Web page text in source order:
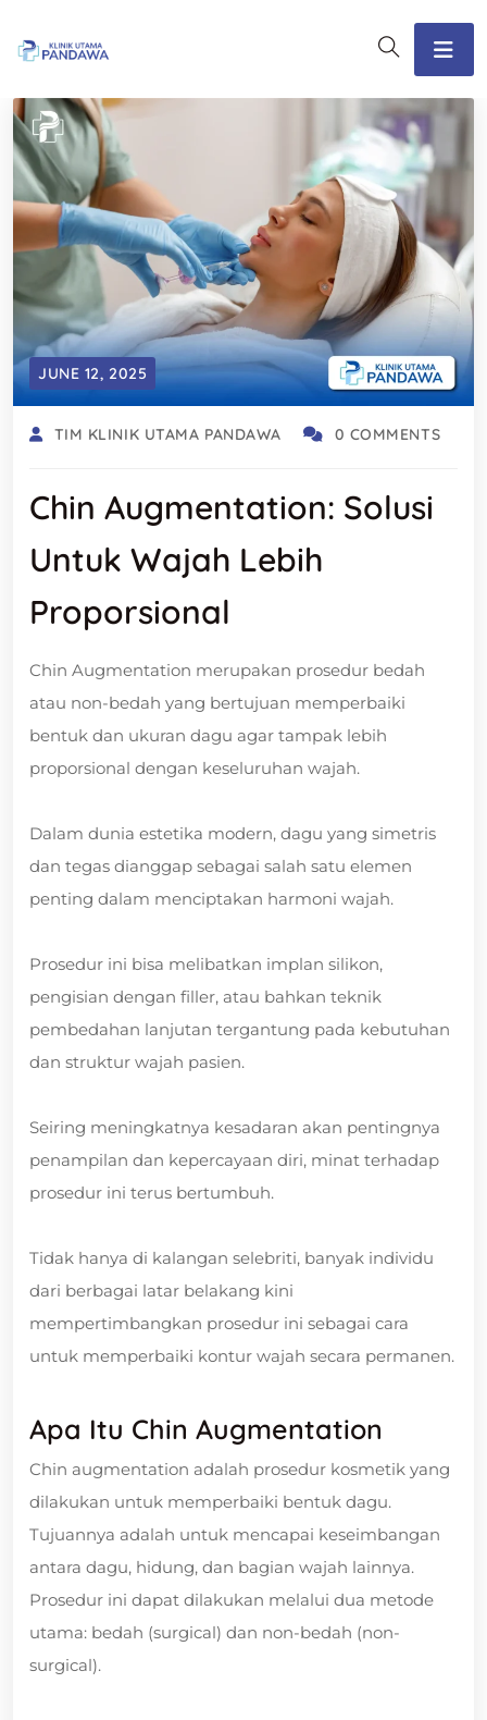
JUNE 12, 2025
TIM KLINIK UTAMA PANDAWA 0 COMMENTS
Chin Augmentation: Solusi
Untuk Wajah Lebih
Proporsional
Chin Augmentation merupakan prosedur bedah
atau non-bedah yang bertujuan memperbaiki
bentuk dan ukuran dagu agar tampak lebih
proporsional dengan keseluruhan wajah.
Dalam dunia estetika modern, dagu yang simetris
dan tegas dianggap sebagai salah satu elemen
penting dalam menciptakan harmoni wajah.
Prosedur ini bisa melibatkan implan silikon,
pengisian dengan filler, atau bahkan teknik
pembedahan lanjutan tergantung pada kebutuhan
dan struktur wajah pasien.
Seiring meningkatnya kesadaran akan pentingnya
penampilan dan kepercayaan diri, minat terhadap
prosedur ini terus bertumbuh.
Tidak hanya di kalangan selebriti, banyak individu
dari berbagai latar belakang kini
mempertimbangkan prosedur ini sebagai cara
untuk memperbaiki kontur wajah secara permanen.
Apa Itu Chin Augmentation
Chin augmentation adalah prosedur kosmetik yang
dilakukan untuk memperbaiki bentuk dagu.
Tujuannya adalah untuk mencapai keseimbangan
antara dagu, hidung, dan bagian wajah lainnya.
Prosedur ini dapat dilakukan melalui dua metode
utama: bedah (surgical) dan non-bedah (non-
surgical).